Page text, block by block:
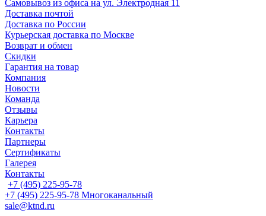
Самовывоз из офиса на ул. Электродная 11
Доставка почтой
Доставка по России
Курьерская доставка по Москве
Возврат и обмен
Скидки
Гарантия на товар
Компания
Новости
Команда
Отзывы
Карьера
Контакты
Партнеры
Сертификаты
Галерея
Контакты
+7 (495) 225-95-78
+7 (495) 225-95-78 Многоканальный
sale@ktnd.ru